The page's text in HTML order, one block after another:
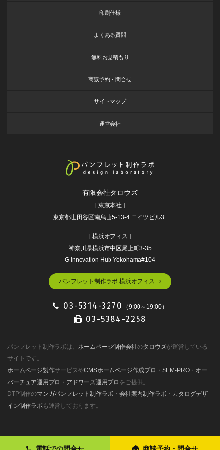
印刷仕様
よくある質問
無料お見積もり
商談予約・問合せ
サイトマップ
運営会社
有限会社タロウズ
[ 東京本社 ]
東京都世田谷区南烏山5-13-4 ニイツビル3F
[ 横浜オフィス ]
神奈川県横浜市中区尾上町3-35
G Innovation Hub Yokohama#104
パンフレット制作ラボ 横浜オフィス
03-5314-3270 （9:00～19:00）
03-5384-2258
パンフレット制作ラボは、 ホームページ制作会社のタロウズが運営している
サイトです。
ホームページ製作サービスやCMSホームページ作成プロ ・ SEM-PRO ・ オー
バーチュア運用プロ ・ アドワーズ運用プロ をご提供。
DTP制作のマンガパンフレット制作ラボ ・ 会社案内制作ラボ ・ カタログデザ
イン制作ラボも運営しております。